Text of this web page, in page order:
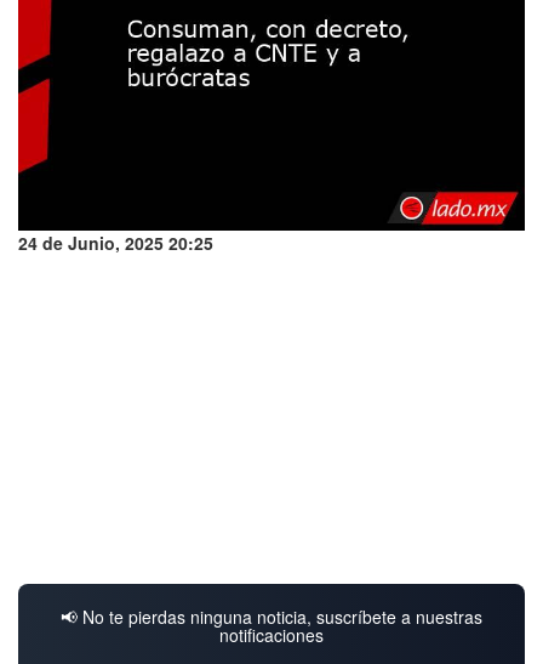
24 de Junio, 2025 20:25
📢 No te pierdas ninguna noticia, suscríbete a nuestras
notificaciones